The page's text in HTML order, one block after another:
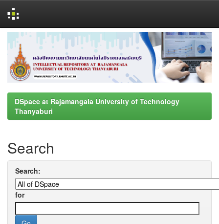
navigation
DSpace at Rajamangala University of Technology
Thanyaburi
Search
Search:
for